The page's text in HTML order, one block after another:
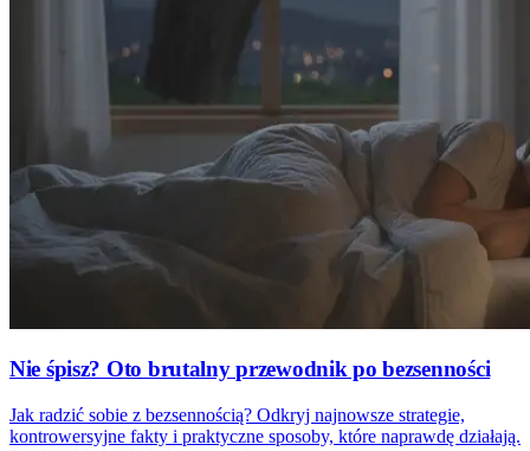
Nie śpisz? Oto brutalny przewodnik po bezsenności
Jak radzić sobie z bezsennością? Odkryj najnowsze strategie,
kontrowersyjne fakty i praktyczne sposoby, które naprawdę działają.